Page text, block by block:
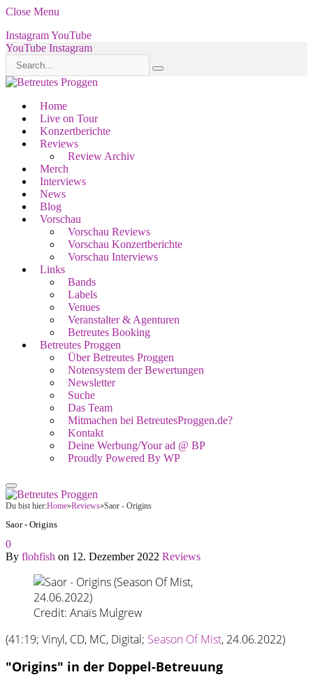
Close Menu
InstagramYouTube
YouTube Instagram
Home
Live on Tour
Konzertberichte
Reviews
Review Archiv
Merch
Interviews
News
Blog
Vorschau
Vorschau Reviews
Vorschau Konzertberichte
Vorschau Interviews
Links
Bands
Labels
Venues
Veranstalter & Agenturen
Betreutes Booking
Betreutes Proggen
Über Betreutes Proggen
Notensystem der Bewertungen
Newsletter
Suche
Das Team
Mitmachen bei BetreutesProggen.de?
Kontakt
Deine Werbung/Your ad @ BP
Proudly Powered By WP
Du bist hier:Home»Reviews»Saor - Origins
Saor - Origins
0
By flohfish on 12. Dezember 2022 Reviews
Credit: Anaïs Mulgrew
(41:19; Vinyl, CD, MC, Digital; Season Of Mist, 24.06.2022)
"Origins" in der Doppel-Betreuung